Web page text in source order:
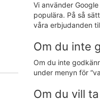
Vi använder
populära. På så
våra erbjudanden
Om du inte
Om du inte
under menyn för
Om du vill